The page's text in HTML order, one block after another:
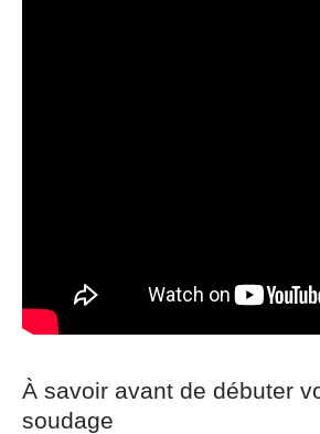
À savoir avant de débuter
soudage